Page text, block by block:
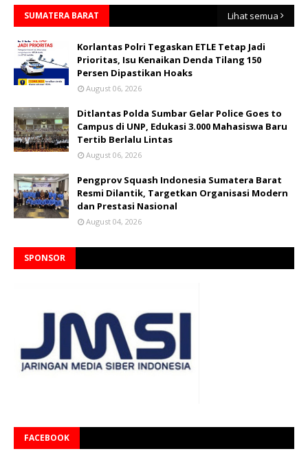
SUMATERA BARAT Lihat semua
Korlantas Polri Tegaskan ETLE Tetap Jadi
Prioritas, Isu Kenaikan Denda Tilang 150
Persen Dipastikan Hoaks
August 06, 2026
Ditlantas Polda Sumbar Gelar Police Goes to
Campus di UNP, Edukasi 3.000 Mahasiswa Baru
Tertib Berlalu Lintas
August 06, 2026
Pengprov Squash Indonesia Sumatera Barat
Resmi Dilantik, Targetkan Organisasi Modern
dan Prestasi Nasional
August 04, 2026
SPONSOR
FACEBOOK